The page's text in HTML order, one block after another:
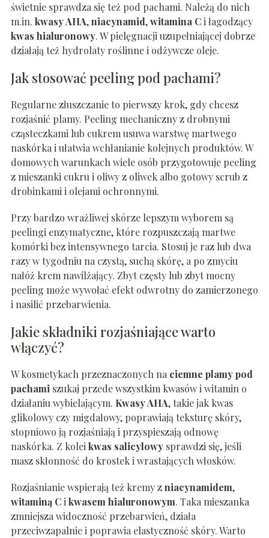
świetnie sprawdza się też pod pachami. Należą do nich
m.in. kwasy AHA,niacynamid,witamina Ci łagodzący
kwas hialuronowy. W pielęgnacji uzupełniającej dobrze
działają też hydrolaty roślinne i odżywcze oleje.
Jak stosować peeling pod pachami?
Regularne złuszczanie to pierwszy krok, gdy chcesz
rozjaśnić plamy. Peeling mechaniczny z drobnymi
cząsteczkami lub cukrem usuwa warstwę martwego
naskórka i ułatwia wchłanianie kolejnych produktów. W
domowych warunkach wiele osób przygotowuje peeling
z mieszanki cukru i oliwy z oliwek albo gotowy scrub z
drobinkami i olejami ochronnymi.
Przy bardzo wrażliwej skórze lepszym wyborem są
peelingi enzymatyczne, które rozpuszczają martwe
komórki bez intensywnego tarcia. Stosuj je raz lub dwa
razy w tygodniu na czystą, suchą skórę, a po zmyciu
nałóż krem nawilżający. Zbyt częsty lub zbyt mocny
peeling może wywołać efekt odwrotny do zamierzonego
i nasilić przebarwienia.
Jakie składniki rozjaśniające warto
włączyć?
W kosmetykach przeznaczonych naciemne plamy pod
pachamiszukaj przede wszystkim kwasów i witamin o
działaniu wybielającym. Kwasy AHA, takie jak kwas
glikolowy czy migdałowy, poprawiają teksturę skóry,
stopniowo ją rozjaśniają i przyspieszają odnowę
naskórka. Z koleikwas salicylowysprawdzi się, jeśli
masz skłonność do krostek i wrastających włosków.
Rozjaśnianie wspierają też kremy zniacynamidem,
witaminą Cikwasem hialuronowym. Taka mieszanka
zmniejsza widoczność przebarwień, działa
przeciwzapalnie i poprawia elastyczność skóry. Warto